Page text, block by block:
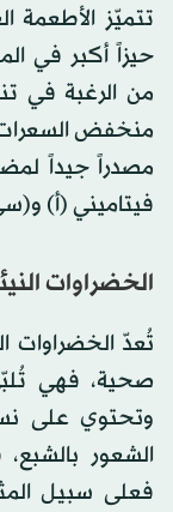
تتميّز الأطعمة
حيزاً أكبر في
من الرغبة في
منخفض السعرات
مصدراً جيداً
فيتاميني (أ)
الخضراوات
تُعدّ الخضراوات
صحية، فهي
وتحتوي على
الشعور
فعلى سبيل